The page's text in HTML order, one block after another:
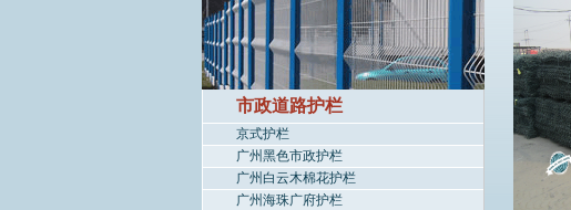
市政道路护栏
京式护栏
广州黑色市政护栏
广州白云木棉花护栏
广州海珠广府护栏